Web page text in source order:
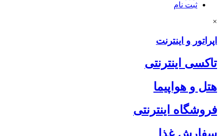
ثبت نام
×
اپراتور و اینترنت
تاکسی اینترنتی
هتل و هواپیما
فروشگاه اینترنتی